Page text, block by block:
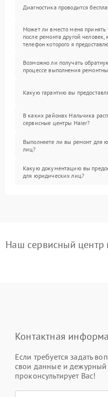
Диагностика проводится
Может ли вместо меня принять
после ремонта другой человек,
телефон которого я
Возможно ли получать
процессе выполнения
Какую гарантию вы
В каких районах Нальчика
сервисные центры Haier?
Выполняете ли вы ремонт для
лиц?
Какую документацию вы
для юридических лиц?
Наш сервисный центр
Контактная
Если требуется задать
свои данные и дежурный
проконсультирует Вас!